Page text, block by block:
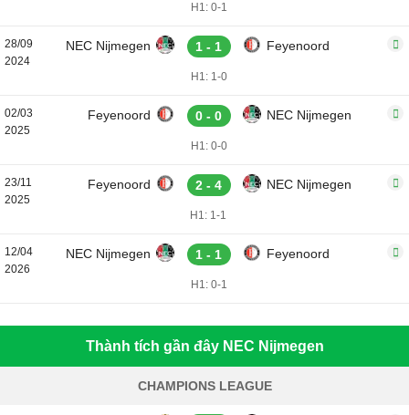
H1: 0-1
28/09
2024
NEC Nijmegen 1 - 1 Feyenoord
H1: 1-0
02/03
2025
Feyenoord 0 - 0 NEC Nijmegen
H1: 0-0
23/11
2025
Feyenoord 2 - 4 NEC Nijmegen
H1: 1-1
12/04
2026
NEC Nijmegen 1 - 1 Feyenoord
H1: 0-1
Thành tích gần đây NEC Nijmegen
CHAMPIONS LEAGUE